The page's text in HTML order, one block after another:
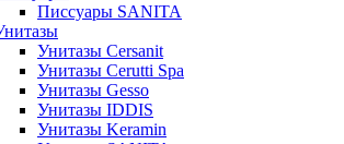
Писсуары SANITA
Унитазы Cersanit
Унитазы Cerutti Spa
Унитазы Gesso
Унитазы IDDIS
Унитазы Keramin